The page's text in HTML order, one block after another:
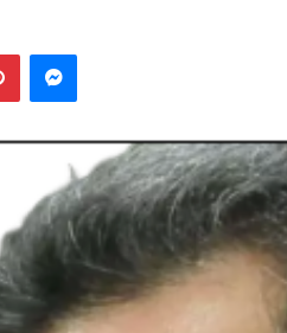
PinterestMessenger